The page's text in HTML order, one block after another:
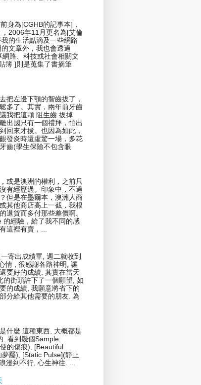
身為[CGHB的記事本]，
2006年11月更名為[艾倫
的生活點滴及一些網路
文章外，我也會透過
路、科技或社會相關文
簿 ]則是蒐集了書摘筆
把左邊下顎的智齒拔了，
多了。其實，兩年前牙齒
我把這顆 阻生齒 拔掉
出國只有一個禮拜，怕出
回來才拔。也因為如此，
發炎時還虛驚一場，多花
齒(學生保險不包含眼
或是澳洲的權利，之前只
有經歷過。印象中，不過
但是在墨爾本，澳洲人商
其他商店高上一截，我根
退貨而多付那些差價啊。
的經驗，給了我不同的感
這裡有賣，...
寄出成績單, 週二就收到
情 , 很感謝各路神明, 讓
要好的成績. 其實在當天
的街頭許下了一個願望, 如
的成績, 我願意將省下的
分給其他需要的朋友. 為
什麼 這種東西, 大概都是
. 看到幾個Sample:
的傷痕), [Beautiful
靨), [Static Pulse](靜止
漫到不行, 心生神往. ...